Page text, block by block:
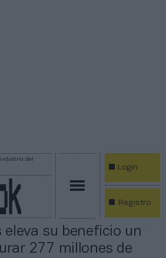
del
Login
Registro
eleva su beneficio un
277 millones de